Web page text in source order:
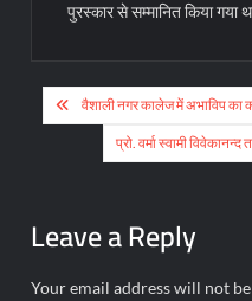
पुरस्कार से सम्मानित किया गया
Post
navigation
वैशाली नगर कालेज में अभाविप का
प्रो. वर्मा स्वामी
Leave a Reply
Your email address will not be